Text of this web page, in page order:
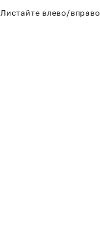
Листайте влево/вправо